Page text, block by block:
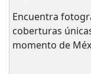
Encuentra
coberturas
momento de